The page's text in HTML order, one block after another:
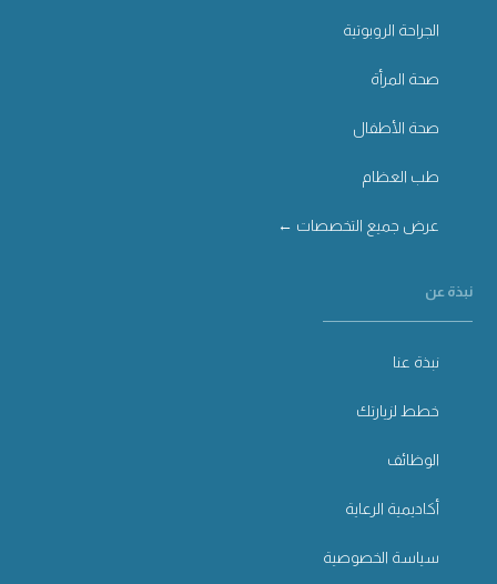
الجراحة الروبوتية
صحة المرأة
صحة الأطفال
طب العظام
عرض جميع التخصصات ←
نبذة عن
نبذة عنا
خطط لزيارتك
الوظائف
أكاديمية الرعاية
سياسة الخصوصية